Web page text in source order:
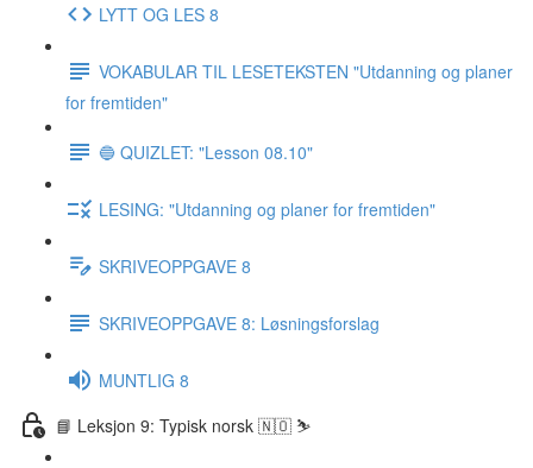
LYTT OG LES 8
VOKABULAR TIL LESETEKSTEN "Utdanning og planer
for fremtiden"
🔵 QUIZLET: "Lesson 08.10"
LESING: "Utdanning og planer for fremtiden"
SKRIVEOPPGAVE 8
SKRIVEOPPGAVE 8: Løsningsforslag
MUNTLIG 8
📘 Leksjon 9: Typisk norsk 🇳🇴 ⛷